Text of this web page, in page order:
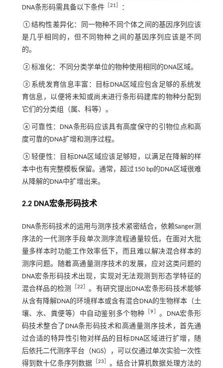
DNA条形码需具备以下条件
21 ：
①结构性差异化：同一物种不同个体之间的基因序列应该
是几乎相同的，但不同物种之间的基因序列应该是不同
的。
②标准化：不同分类学单位的物种使用相同的DNA区域。
③系统发育信息丰富：目标DNA区域应包含足够的系统发
育信息，以便将未知或尚未进行条形码建库的物种分配到
它们的分类组（属、科等）。
④可靠性：DNA条形码应该具有高度保守的引物位点和高
度可靠的DNA扩增和测序过程。
⑤轻便性：目标DNA区域应该足够短，以满足在降解的样
本中也有完整模板保留。通常，超过150 bp的DNA区域很难
从降解的DNA中扩增出来。
2.2 DNA宏条形码技术
DNA条形码技术的运用与测序技术紧密结合，依赖Sanger测
序法的一代测序手段单次测序流程通量较低，在面对大批
量多样本时功能工作效率低下，而且难以解决混合样本的
测序问题。随着高通量测序技术的发展，应对这类问题的
DNA宏条形码技术出现，实现对无法观测到形态学特征的
混合样品的检测
22
。有研究提出DNA宏条形码技术能够
从含有降解DNA的环境样本或含有混合DNA的生物样本（土
壤、水、粪便等）中自动鉴别多个物种 ［9
。DNA宏条形
码技术整合了DNA条形码技术和高通量测序技术，首先通
过合适的特异性引物对样品的目标DNA区域进行扩增，随
后依托二代测序平台（NGS），可以仅通过单次实验一次性
得到数十亿条序列数据
23
。结合计算机数据处理方法的